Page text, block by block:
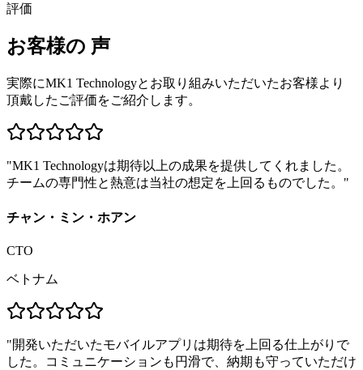
評価
お客様の 声
実際にMK1 Technologyとお取り組みいただいたお客様より
頂戴したご評価をご紹介します。
"MK1 Technologyは期待以上の成果を提供してくれました。
チームの専門性と熱意は当社の想定を上回るものでした。 "
チャン・ミン・ホアン
CTO
ベトナム
"開発いただいたモバイルアプリは期待を上回る仕上がりで
した。コミュニケーションも円滑で、納期も守っていただけ